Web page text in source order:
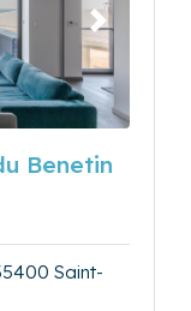
Suivant
Benetin
Saint-